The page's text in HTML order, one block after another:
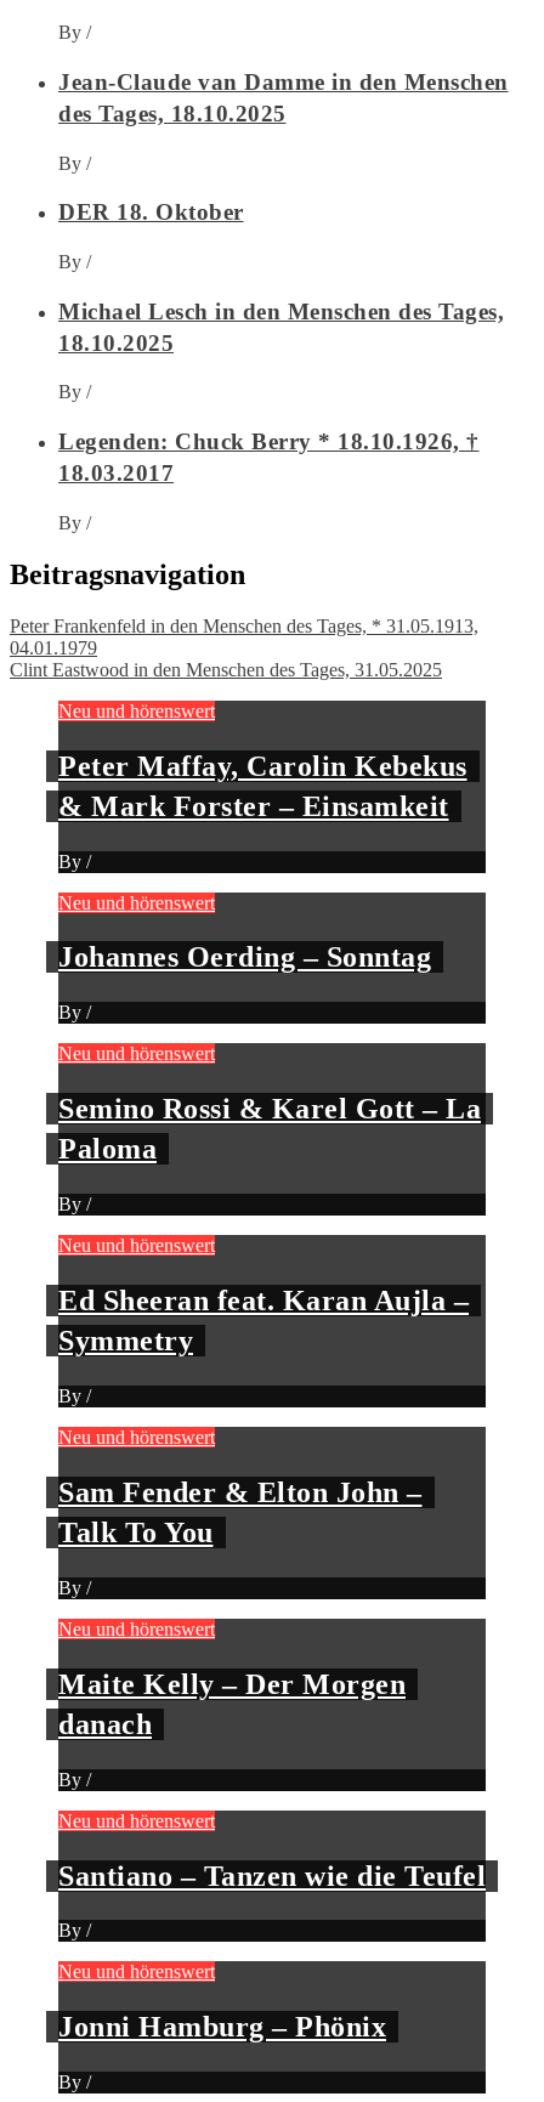
By /
Jean-Claude van Damme in den Menschen
des Tages, 18.10.2025
By /
DER 18. Oktober
By /
Michael Lesch in den Menschen des Tages,
18.10.2025
By /
Legenden: Chuck Berry * 18.10.1926, †
18.03.2017
By /
Beitragsnavigation
Peter Frankenfeld in den Menschen des Tages, * 31.05.1913,
04.01.1979
Clint Eastwood in den Menschen des Tages, 31.05.2025
Neu und hörenswert
Peter Maffay, Carolin Kebekus
& Mark Forster – Einsamkeit
By /
Neu und hörenswert
Johannes Oerding – Sonntag
By /
Neu und hörenswert
Semino Rossi & Karel Gott – La
Paloma
By /
Neu und hörenswert
Ed Sheeran feat. Karan Aujla –
Symmetry
By /
Neu und hörenswert
Sam Fender & Elton John –
Talk To You
By /
Neu und hörenswert
Maite Kelly – Der Morgen
danach
By /
Neu und hörenswert
Santiano – Tanzen wie die Teufel
By /
Neu und hörenswert
Jonni Hamburg – Phönix
By /